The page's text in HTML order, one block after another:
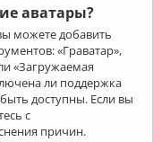
аватары?
можете добавить
«Граватар»,
«Загружаемая
ли поддержка
доступны. Если вы
с
причин.